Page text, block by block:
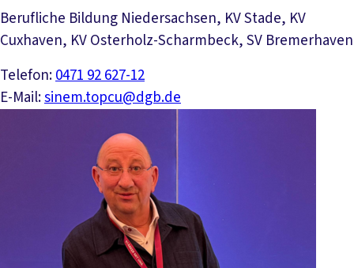
Berufliche Bildung Niedersachsen, KV Stade, KV
Cuxhaven, KV Osterholz-Scharmbeck, SV Bremerhaven
Telefon:0471 92 627-12
E-Mail:sinem.topcu@dgb.de